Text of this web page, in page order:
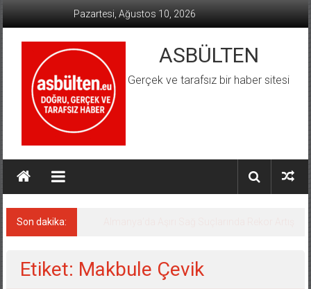
Pazartesi, Ağustos 10, 2026
ASBÜLTEN
Gerçek ve tarafsız bir haber sitesi
Son dakika:
Etiket: Makbule Çevik